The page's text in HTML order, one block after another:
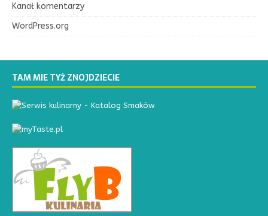
Kanał komentarzy
WordPress.org
TAM MIE TYŻ ZNOJDZIECIE